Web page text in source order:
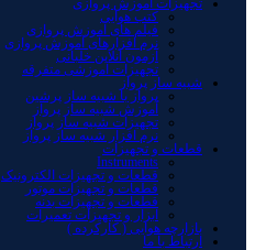
تجهیزات آموزش پروازی
کتب هوایی
فیلم های آموزش پروازی
نرم افزارهای آموزش پروازی
آزمون آنلاین خلبانی
تجهیزات آموزشی متفرقه
شبیه ساز پرواز
پرواز با شبیه ساز پرشین
آموزش شبیه ساز پرواز
تجهیزات شبیه ساز پرواز
نرم افزار شبیه ساز پرواز
قطعات و تجهیزات
Instruments
قطعات و تجهیزات الکترونیک
قطعات و تجهیزات موتور
قطعات و تجهیزات بدنه
ابزار و تجهیزات تعمیرات
بازارچه هوایی ( کارکرده )
ارتباط با ما